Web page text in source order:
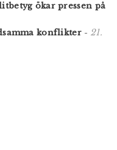
ökar pressen på
konflikter - 21.